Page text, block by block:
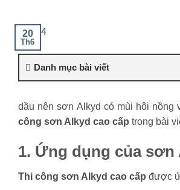
20
Th6
Danh mục bài viết
dầu nên sơn Alkyd có mùi hôi
công sơn Alkyd cao cấp trong bài
1. Ứng dụng của sơn
Thi công sơn Alkyd cao cấp được